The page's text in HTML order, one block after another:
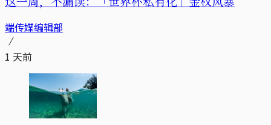
端传媒编辑部
1 天前